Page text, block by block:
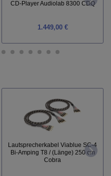
CD-Player Audiolab 8300 CDQ
1.449,00 €
Lautsprecherkabel Viablue SC-4
Bi-Amping T8 / (Länge) 250 cm
Cobra